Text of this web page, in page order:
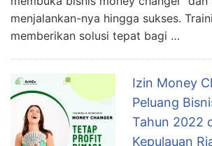
menjalankan-nya hingga sukses.
memberikan solusi tepat bagi …
Izin Money
Peluang
Tahun 2022
Kepulauan